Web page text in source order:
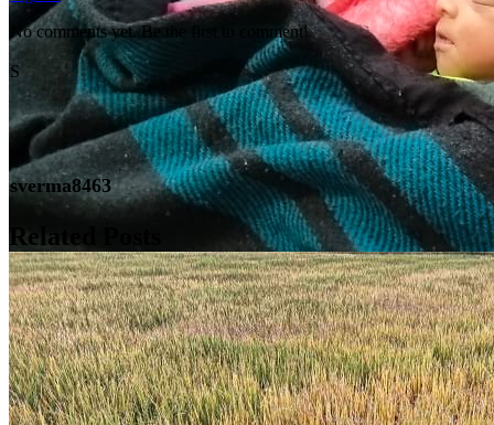
No comments yet. Be the first to comment!
S
sverma8463
Related Posts